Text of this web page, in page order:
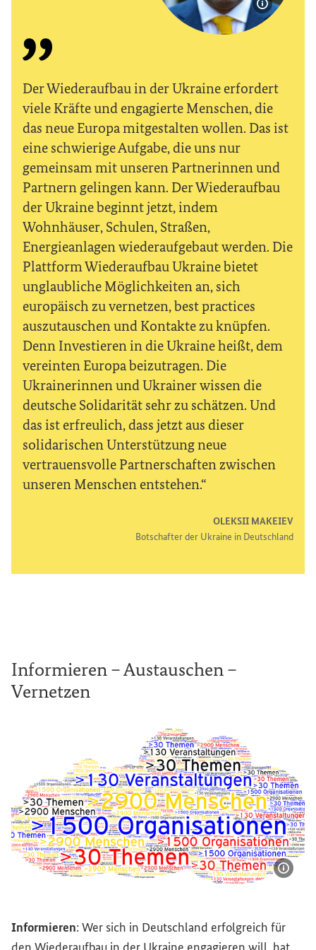
Der Wiederaufbau in der Ukraine erfordert
viele Kräfte und engagierte Menschen, die
das neue Europa mitgestalten wollen. Das ist
eine schwierige Aufgabe, die uns nur
gemeinsam mit unseren Partnerinnen und
Partnern gelingen kann. Der Wiederaufbau
der Ukraine beginnt jetzt, indem
Wohnhäuser, Schulen, Straßen,
Energieanlagen wiederaufgebaut werden. Die
Plattform Wiederaufbau Ukraine bietet
unglaubliche Möglichkeiten an, sich
europäisch zu vernetzen,best practices
auszutauschen und Kontakte zu knüpfen.
Denn Investieren in die Ukraine heißt, dem
vereinten Europa beizutragen. Die
Ukrainerinnen und Ukrainer wissen die
deutsche Solidarität sehr zu schätzen. Und
das ist erfreulich, dass jetzt aus dieser
solidarischen Unterstützung neue
vertrauensvolle Partnerschaften zwischen
unseren Menschen entstehen.
OLEKSII MAKEIEV
Botschafter der Ukraine in Deutschland
Informieren – Austauschen –
Vernetzen
Informieren: Wer sich in Deutschland erfolgreich für